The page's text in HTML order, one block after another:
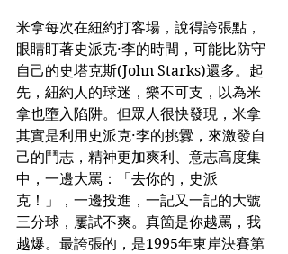
米拿每次在紐約打客場，說得誇張點，
眼睛盯著史派克·李的時間，可能比防守
自己的史塔克斯(John Starks)還多。起
先，紐約人的球迷，樂不可支，以為米
拿也墮入陷阱。但眾人很快發現，米拿
其實是利用史派克·李的挑釁，來激發自
己的鬥志，精神更加爽利、意志高度集
中，一邊大罵：「去你的，史派
克！」，一邊投進，一記又一記的大號
三分球，屢試不爽。真箇是你越罵，我
越爆。最誇張的，是1995年東岸決賽第